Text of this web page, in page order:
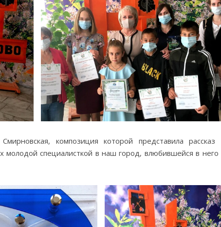
композиция которой представила рассказ
молодой специалисткой в наш город, влюбившейся в него